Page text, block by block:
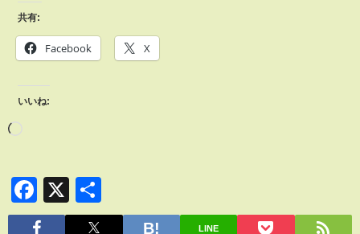
共有:
Facebook X
いいね:
Facebook
X
有
LINE